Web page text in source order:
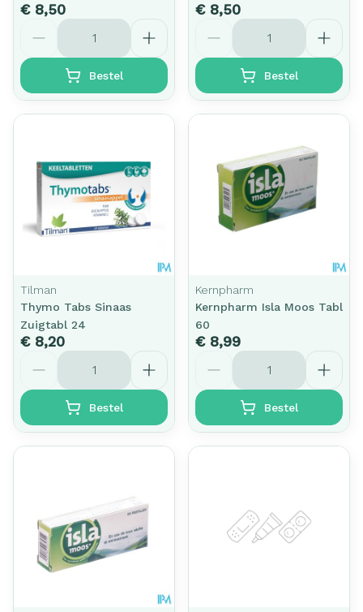
€ 8,50
Aantal
Bestel
€ 8,50
Aantal
Bestel
Tilman
Thymo Tabs Sinaas
Zuigtabl 24
€ 8,20
Aantal
Bestel
Kernpharm
Kernpharm Isla Moos Tabl
60
€ 8,99
Aantal
Bestel